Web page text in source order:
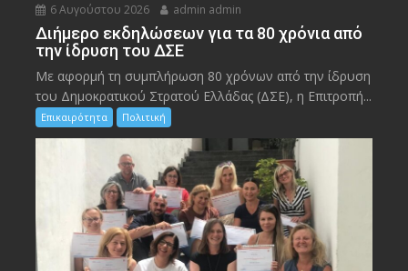
6 Αυγούστου 2026 admin admin
Διήμερο εκδηλώσεων για τα 80 χρόνια από
την ίδρυση του ΔΣΕ
Με αφορμή τη συμπλήρωση 80 χρόνων από την ίδρυση
του Δημοκρατικού Στρατού Ελλάδας (ΔΣΕ), η Επιτροπή...
Επικαιρότητα Πολιτική